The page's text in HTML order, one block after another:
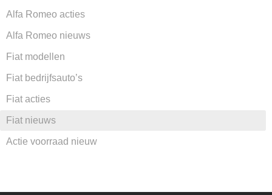
Alfa Romeo acties
Alfa Romeo nieuws
Fiat modellen
Fiat bedrijfsauto’s
Fiat acties
Fiat nieuws
Actie voorraad nieuw